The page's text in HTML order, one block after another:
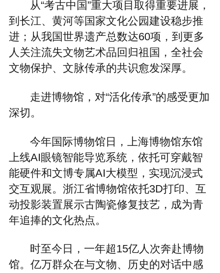
从“考古中国”重大项目取得重要进展，
到长江、黄河等国家文化公园建设稳步推
进；从我国世界遗产总数达60项，到更多
人关注流失文物艺术品回归祖国，全社会
文物保护、文脉传承的共识愈发深厚。
走进博物馆，对“活化传承”的感受更加
深切。
今年国际博物馆日，上海博物馆东馆
上线AI眼镜智能导览系统，依托可穿戴智
能硬件和文博专属AI大模型，实现沉浸式
交互观展。浙江省博物馆依托3D打印、互
动投影装置展示古陶瓷修复技艺，成为青
年追捧的文化热点。
时至今日，一年超15亿人次奔赴博物
馆。亿万群众在与文物、历史的对话中感